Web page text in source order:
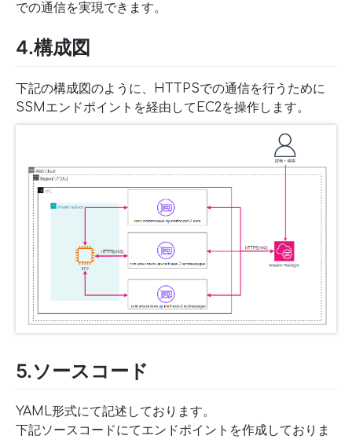
での通信を実現できます。
4.構成図
下記の構成図のように、HTTPSでの通信を行うために
SSMエンドポイントを経由してEC2を操作します。
5.ソースコード
YAML形式にて記述しております。
下記ソースコードにてエンドポイントを作成しておりま